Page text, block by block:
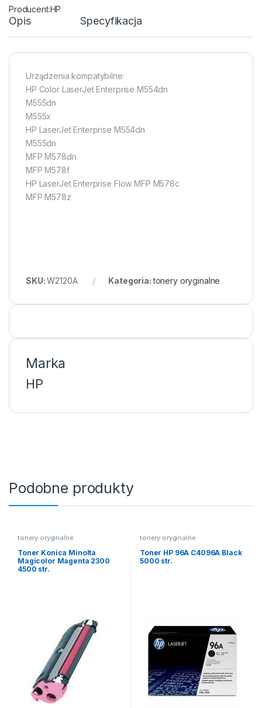
HP
Opis Specyfikacja
Urządzenia kompatybilne:
HP Color LaserJet Enterprise M554dn
M555dn
M555x
HP LaserJet Enterprise M554dn
M555dn
MFP M578dn
MFP M578f
HP LaserJet Enterprise Flow MFP M578c
MFP M578z
SKU:W2120A Kategoria:tonery oryginalne
Marka
HP
Podobne produkty
tonery oryginalne
Toner Konica Minolta
Magicolor Magenta 2300
4500 str.
tonery oryginalne
Toner HP 96A C4096A Black
5000 str.